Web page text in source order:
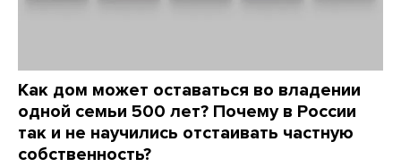
Как дом может оставаться во владении
одной семьи 500 лет? Почему в России
так и не научились отстаивать частную
собственность?